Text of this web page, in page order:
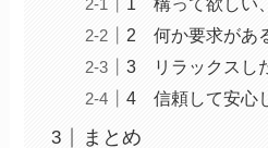
2 何か要求があ
3 リラックスし
4 信頼して安心
まとめ